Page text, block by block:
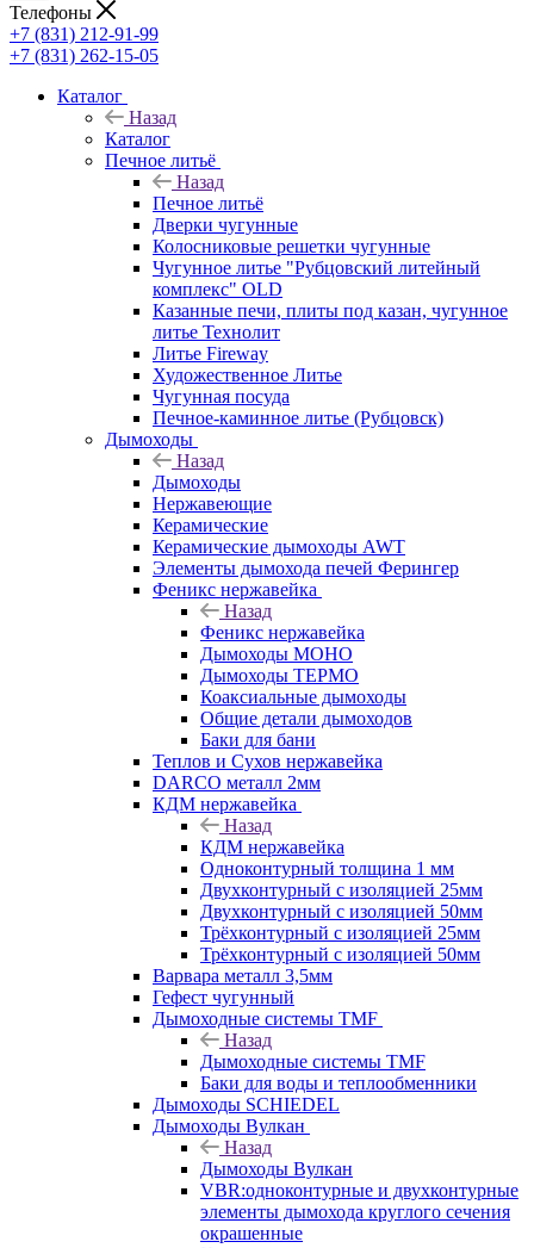
Телефоны
+7 (831) 212-91-99
+7 (831) 262-15-05
Каталог
Назад
Каталог
Печное литьё
Назад
Печное литьё
Дверки чугунные
Колосниковые решетки чугунные
Чугунное литье "Рубцовский литейный
комплекс" OLD
Казанные печи, плиты под казан, чугунное
литье Технолит
Литье Fireway
Художественное Литье
Чугунная посуда
Печное-каминное литье (Рубцовск)
Дымоходы
Назад
Дымоходы
Нержавеющие
Керамические
Керамические дымоходы AWT
Элементы дымохода печей Ферингер
Феникс нержавейка
Назад
Феникс нержавейка
Дымоходы МОНО
Дымоходы ТЕРМО
Коаксиальные дымоходы
Общие детали дымоходов
Баки для бани
Теплов и Сухов нержавейка
DARCO металл 2мм
КДМ нержавейка
Назад
КДМ нержавейка
Одноконтурный толщина 1 мм
Двухконтурный с изоляцией 25мм
Двухконтурный с изоляцией 50мм
Трёхконтурный с изоляцией 25мм
Трёхконтурный с изоляцией 50мм
Варвара металл 3,5мм
Гефест чугунный
Дымоходные системы TMF
Назад
Дымоходные системы TMF
Баки для воды и теплообменники
Дымоходы SCHIEDEL
Дымоходы Вулкан
Назад
Дымоходы Вулкан
VBR:одноконтурные и двухконтурные
элементы дымохода круглого сечения
окрашенные